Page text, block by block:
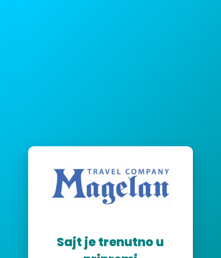
Sajt je trenutno u